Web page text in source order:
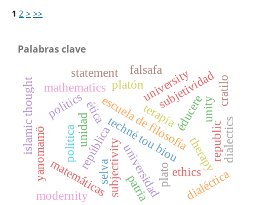
1 2 > >>
Palabras clave
universidad
escuela de filosofía
techné tou biou
terapiaéducere
subjetividad
university
therapy
subjectivity
platón
república
matemáticas dialéctica
unidad
plato
republic
mathematics
dialectics
unity
ética
política
modernity
ethics
politics
patria
selva
yanomamö
falsafa
islamic thought cratilo
statement